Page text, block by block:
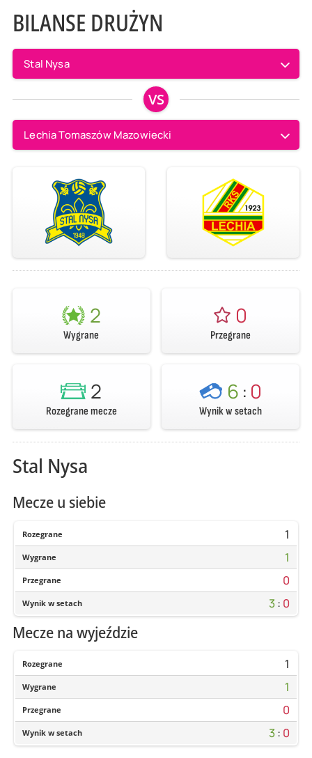
BILANSE DRUŻYN
Stal Nysa
VS
Lechia Tomaszów Mazowiecki
2
Wygrane
0
Przegrane
2
Rozegrane mecze
6 : 0
Wynik w setach
Stal Nysa
Mecze u siebie
Rozegrane 1
Wygrane 1
Przegrane 0
Wynik w setach 3: 0
Mecze na wyjeździe
Rozegrane 1
Wygrane 1
Przegrane 0
Wynik w setach 3: 0